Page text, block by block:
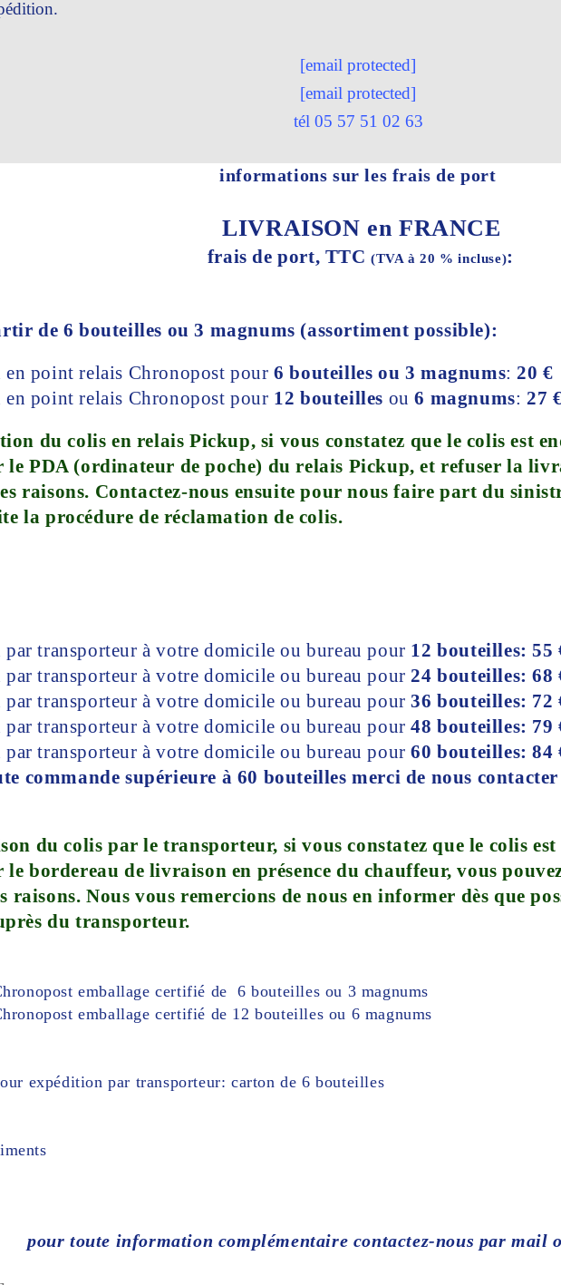
[email protected]
[email protected]
tél 05 57 51 02 63
informations sur les frais de port
LIVRAISON en FRANCE
frais de port, TTC(TVA à 20 % incluse):
de 6 bouteilles ou 3 magnums (assortiment possible):
point relais Chronopost pour6 bouteilles ou 3 magnums:20 €
point relais Chronopost pour 12 bouteilles ou6 magnums:27
du colis en relais Pickup, si vous constatez que le colis est
le PDA (ordinateur de poche) du relais Pickup, et refuser la
raisons. Contactez-nous ensuite pour nous faire part du
la procédure de réclamation de colis.
transporteur à votre domicile ou bureau pour 12 bouteilles: 55
transporteur à votre domicile ou bureau pour24 bouteilles: 68
transporteur à votre domicile ou bureau pour36 bouteilles: 72
transporteur à votre domicile ou bureau pour48 bouteilles: 79
transporteur à votre domicile ou bureau pour60 bouteilles: 84
commande supérieure à 60 bouteilles merci de nous
du colis par le transporteur, si vous constatez que le colis est
le bordereau de livraison en présence du chauffeur, vous
raisons. Nous vous remercions de nous en informer dès que
du transporteur.
emballage certifié de 6 bouteilles ou 3 magnums
emballage certifié de 12 bouteilles ou 6 magnums
expédition par transporteur: carton de 6 bouteilles
pour toute information complémentaire contactez-nous par mail